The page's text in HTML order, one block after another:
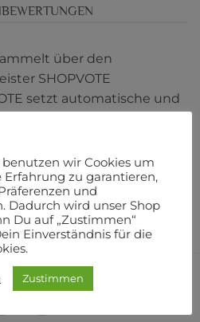
über den
SHOPVOTE
setzt automatische und
zur Echtheit von
SHOPVOTE finden Sie
wir Cookies um
zu garantieren,
und
Dadurch wird unser Shop
Du auf „Zustimmen“
Einverständnis für die
Zustimmen